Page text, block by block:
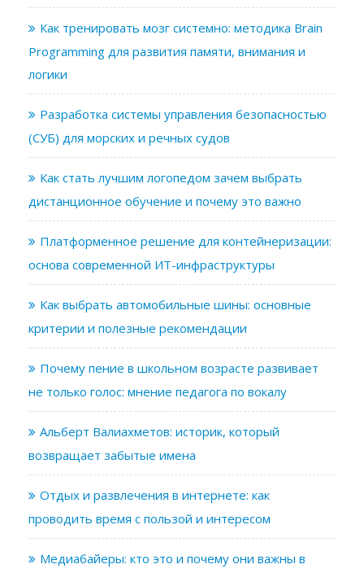
Как тренировать мозг системно: методика Brain
Programming для развития памяти, внимания и
логики
Разработка системы управления безопасностью
(СУБ) для морских и речных судов
Как стать лучшим логопедом зачем выбрать
дистанционное обучение и почему это важно
Платформенное решение для контейнеризации:
основа современной ИТ-инфраструктуры
Как выбрать автомобильные шины: основные
критерии и полезные рекомендации
Почему пение в школьном возрасте развивает
не только голос: мнение педагога по вокалу
Альберт Валиахметов: историк, который
возвращает забытые имена
Отдых и развлечения в интернете: как
проводить время с пользой и интересом
Медиабайеры: кто это и почему они важны в